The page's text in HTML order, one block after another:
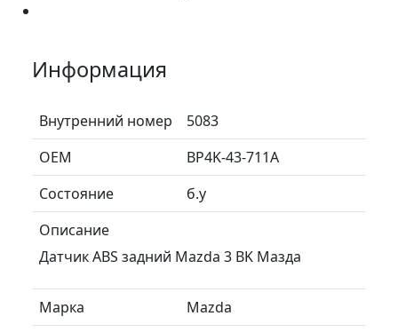
Информация
Внутренний номер
5083
ОЕМ
BP4K-43-711A
Состояние
б.у
Описание
Датчик ABS задний Mazda 3 BK Мазда
Марка
Mazda